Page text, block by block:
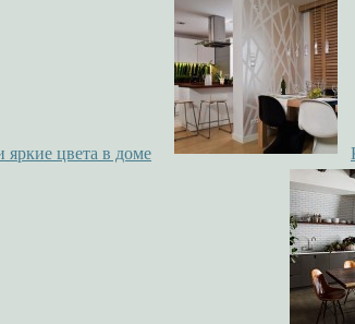
яркие цвета в доме